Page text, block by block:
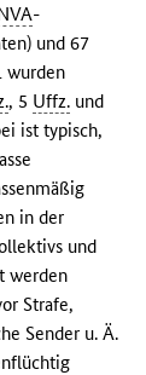
-
und 67
wurden
, 5 Uffz. und
ist typisch,
in der
und
werden
Strafe,
Sender u. Ä.